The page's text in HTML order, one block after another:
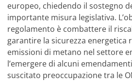
europeo, chiedendo il sostegno
importante misura legislativa.
regolamento è combattere il
garantire la sicurezza energetica
emissioni di metano nel settore
l’emergere di alcuni
suscitato preoccupazione tra le